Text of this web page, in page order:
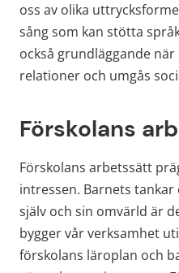
oss av olika
sång som kan stötta
också grundläggande
relationer och umgås
Förskolans
Förskolans arbetssätt
intressen. Barnets
själv och sin omvärld är
bygger vår verksamhet
förskolans läroplan och